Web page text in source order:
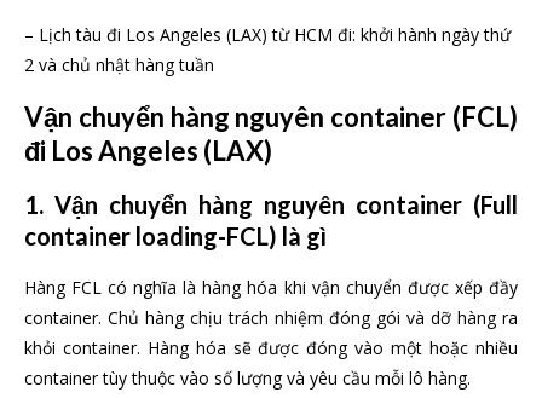
– Lịch tàu đi Los Angeles (LAX) từ HCM đi: khởi hành ngày thứ
2 và chủ nhật hàng tuần
Vận chuyển hàng nguyên container (FCL)
đi Los Angeles (LAX)
1. Vận chuyển hàng nguyên container (Full
container loading-FCL) là gì
Hàng FCL có nghĩa là hàng hóa khi vận chuyển được xếp đầy
container. Chủ hàng chịu trách nhiệm đóng gói và dỡ hàng ra
khỏi container. Hàng hóa sẽ được đóng vào một hoặc nhiều
container tùy thuộc vào số lượng và yêu cầu mỗi lô hàng.